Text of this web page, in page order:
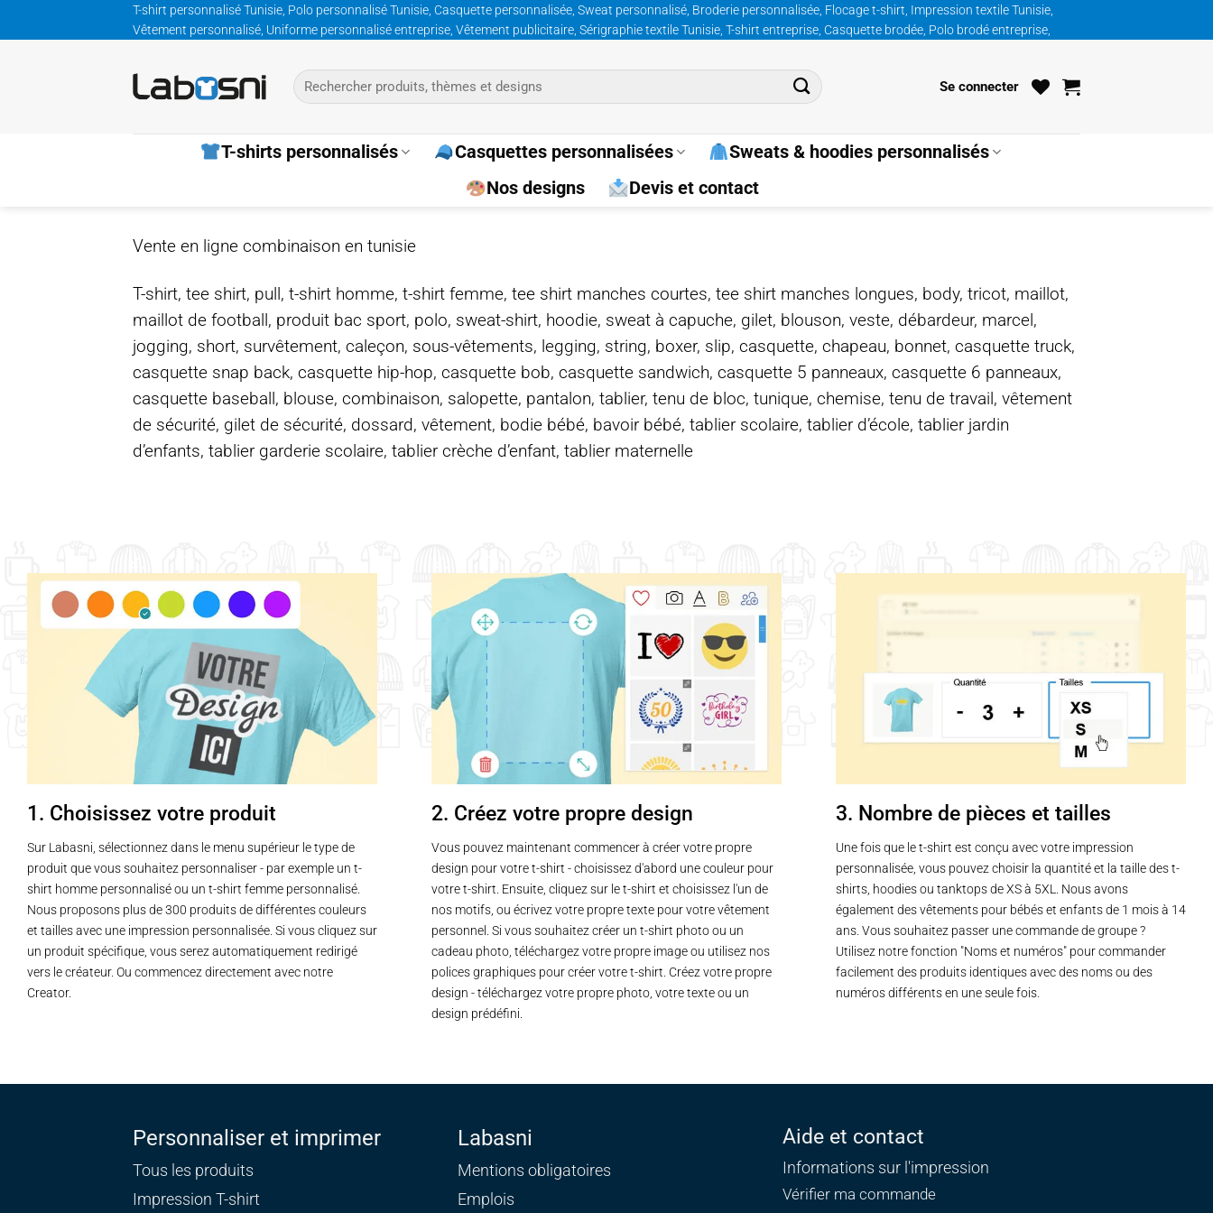
au
T-shirt personnalisé Tunisie, Polo personnalisé Tunisie, Casquette personnalisée, Sweat personnalisé, Broderie personnalisée, Flocage t-shirt, Impression textile Tunisie,
Vêtement personnalisé, Uniforme personnalisé entreprise, Vêtement publicitaire, Sérigraphie textile Tunisie, T-shirt entreprise, Casquette brodée, Polo brodé entreprise,
Recherche
pour :
Se connecter
T-shirts personnalisés Casquettes personnalisées
Sweats & hoodies personnalisés
Nos designs
Devis et contact
Vente en ligne combinaison en tunisie
T-shirt, tee shirt, pull, t-shirt homme, t-shirt femme, tee shirt manches courtes, tee shirt manches longues, body, tricot, maillot,
maillot de football, produit bac sport, polo, sweat-shirt, hoodie, sweat à capuche, gilet, blouson, veste, débardeur, marcel,
jogging, short, survêtement, caleçon, sous-vêtements, legging, string, boxer, slip, casquette, chapeau, bonnet, casquette truck,
casquette snap back, casquette hip-hop, casquette bob, casquette sandwich, casquette 5 panneaux, casquette 6 panneaux,
casquette baseball, blouse, combinaison, salopette, pantalon, tablier, tenu de bloc, tunique, chemise, tenu de travail, vêtement
de sécurité, gilet de sécurité, dossard, vêtement, bodie bébé, bavoir bébé, tablier scolaire, tablier d’école, tablier jardin
d’enfants, tablier garderie scolaire, tablier crèche d’enfant, tablier maternelle
1. Choisissez votre produit
Sur Labasni, sélectionnez dans le menu supérieur le type de
produit que vous souhaitez personnaliser - par exemple un t-
shirt homme personnalisé ou un t-shirt femme personnalisé.
Nous proposons plus de 300 produits de différentes couleurs
et tailles avec une impression personnalisée. Si vous cliquez sur
un produit spécifique, vous serez automatiquement redirigé
vers le créateur. Ou commencez directement avec notre
Creator.
2. Créez votre propre design
Vous pouvez maintenant commencer à créer votre propre
design pour votre t-shirt - choisissez d'abord une couleur pour
votre t-shirt. Ensuite, cliquez sur le t-shirt et choisissez l'un de
nos motifs, ou écrivez votre propre texte pour votre vêtement
personnel. Si vous souhaitez créer un t-shirt photo ou un
cadeau photo, téléchargez votre propre image ou utilisez nos
polices graphiques pour créer votre t-shirt. Créez votre propre
design - téléchargez votre propre photo, votre texte ou un
design prédéfini.
3. Nombre de pièces et tailles
Une fois que le t-shirt est conçu avec votre impression
personnalisée, vous pouvez choisir la quantité et la taille des t-
shirts, hoodies ou tanktops de XS à 5XL. Nous avons
également des vêtements pour bébés et enfants de 1 mois à 14
ans. Vous souhaitez passer une commande de groupe ?
Utilisez notre fonction "Noms et numéros" pour commander
facilement des produits identiques avec des noms ou des
numéros différents en une seule fois.
Personnaliser et imprimer
Tous les produits
Impression T-shirt
Labasni
Mentions obligatoires
Emplois
Aide et contact
Informations sur l'impression
Vérifier ma commande